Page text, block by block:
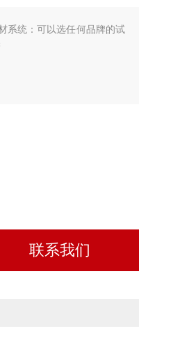
系统：可以选任何品牌的试
联系我们